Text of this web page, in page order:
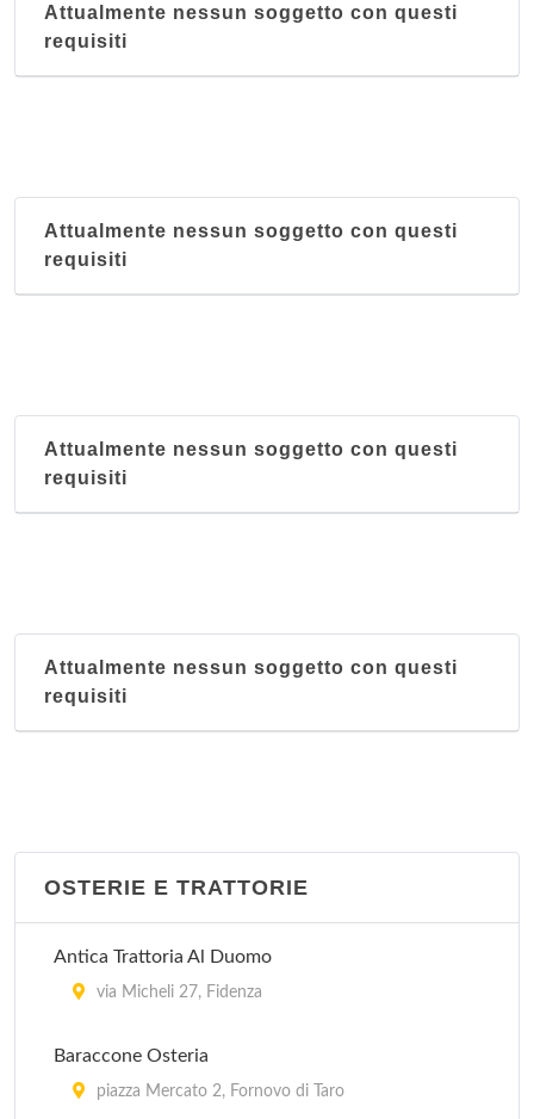
Attualmente nessun soggetto con questi
requisiti
Attualmente nessun soggetto con questi
requisiti
Attualmente nessun soggetto con questi
requisiti
Attualmente nessun soggetto con questi
requisiti
OSTERIE E TRATTORIE
Antica Trattoria Al Duomo
via Micheli 27, Fidenza
Baraccone Osteria
piazza Mercato 2, Fornovo di Taro